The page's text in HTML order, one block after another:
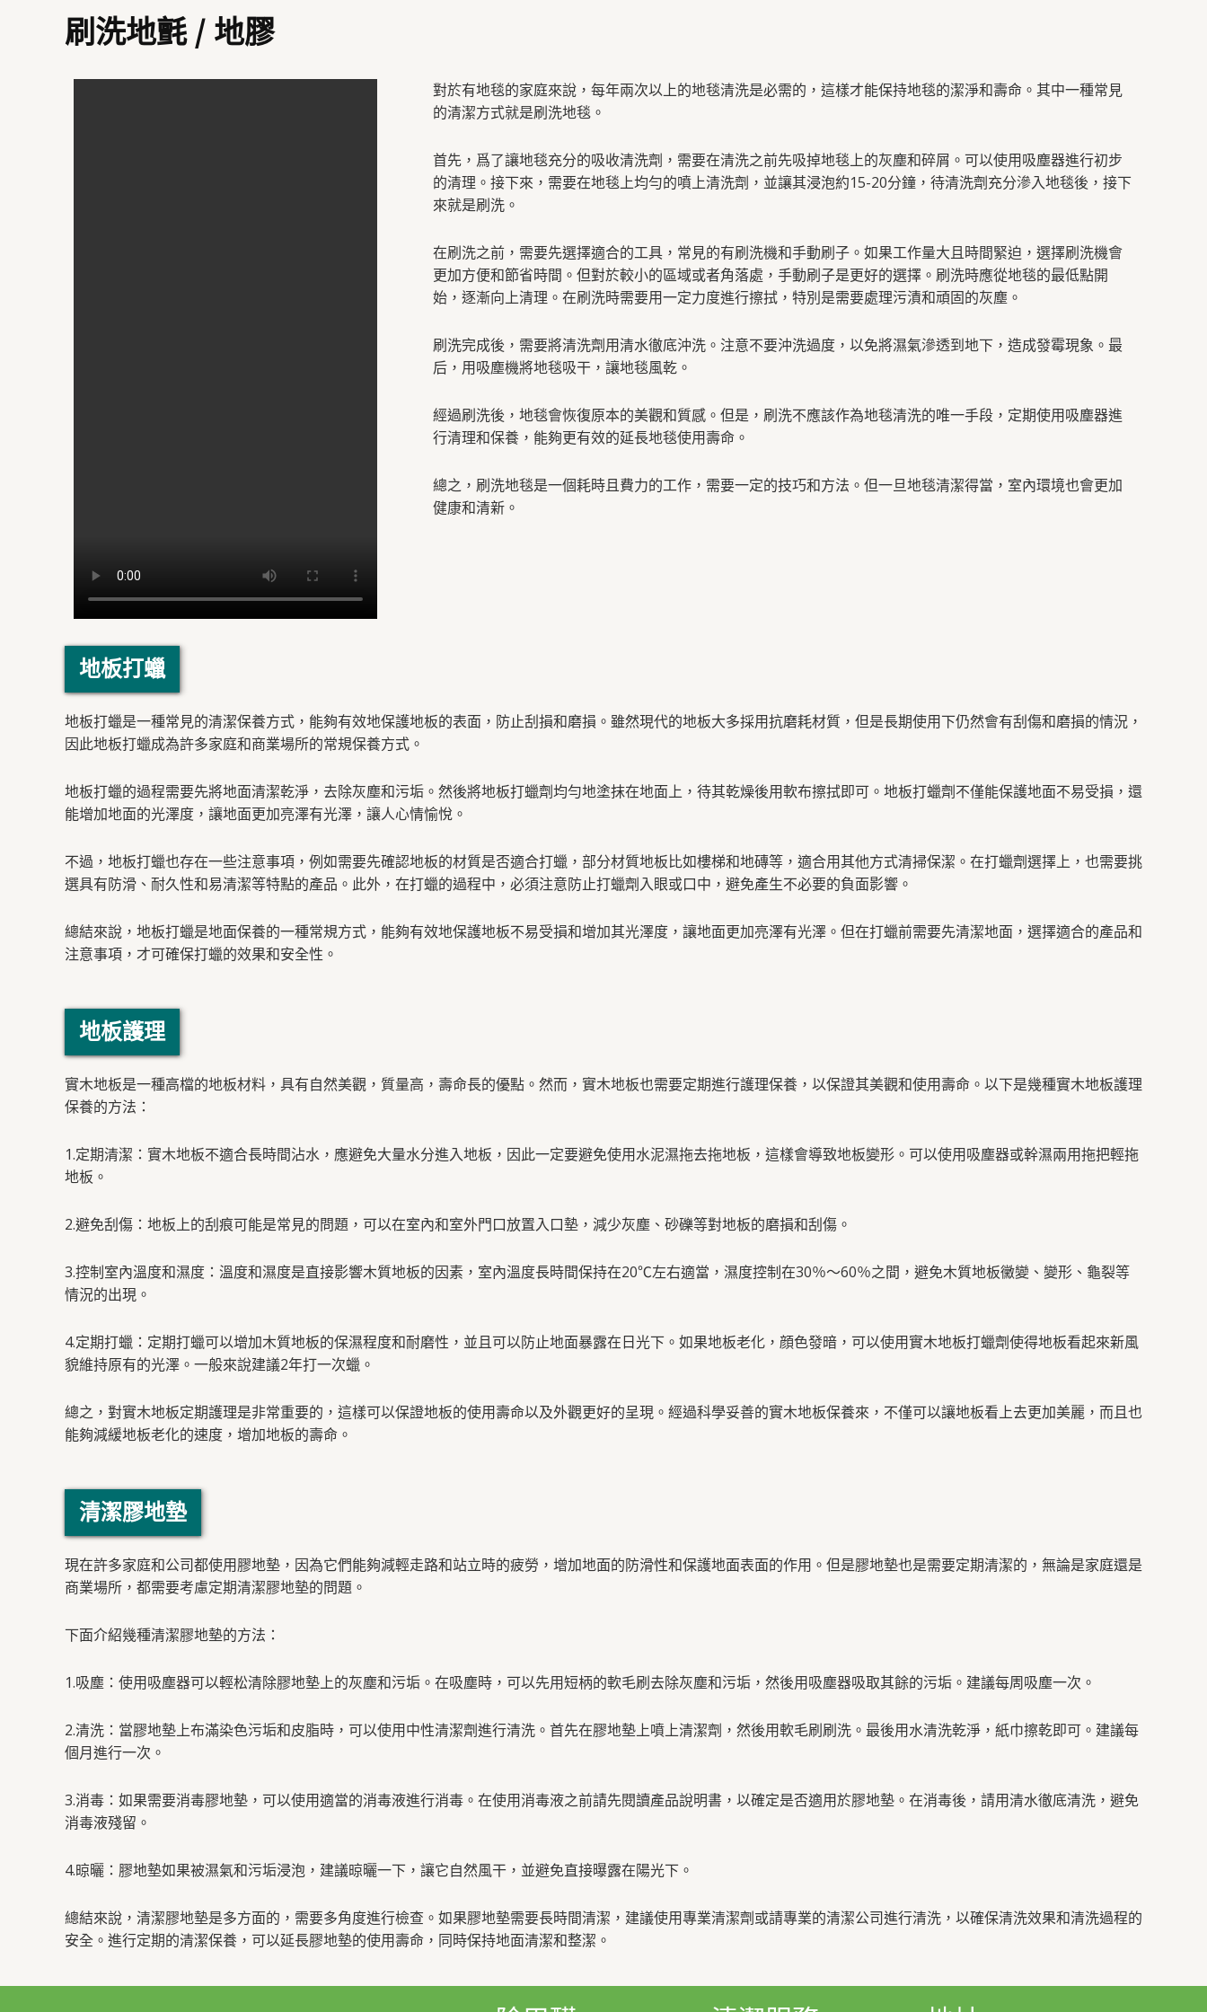
刷洗地氈 / 地膠
對於有地毯的家庭來說，每年兩次以上的地毯清洗是必需的，這樣才能保持地毯的潔淨和壽命。其中一種常見
的清潔方式就是刷洗地毯。
首先，爲了讓地毯充分的吸收清洗劑，需要在清洗之前先吸掉地毯上的灰塵和碎屑。可以使用吸塵器進行初步
的清理。接下來，需要在地毯上均勻的噴上清洗劑，並讓其浸泡約15-20分鐘，待清洗劑充分滲入地毯後，接下
來就是刷洗。
在刷洗之前，需要先選擇適合的工具，常見的有刷洗機和手動刷子。如果工作量大且時間緊迫，選擇刷洗機會
更加方便和節省時間。但對於較小的區域或者角落處，手動刷子是更好的選擇。刷洗時應從地毯的最低點開
始，逐漸向上清理。在刷洗時需要用一定力度進行擦拭，特別是需要處理污漬和頑固的灰塵。
刷洗完成後，需要將清洗劑用清水徹底沖洗。注意不要沖洗過度，以免將濕氣滲透到地下，造成發霉現象。最
后，用吸塵機將地毯吸干，讓地毯風乾。
經過刷洗後，地毯會恢復原本的美觀和質感。但是，刷洗不應該作為地毯清洗的唯一手段，定期使用吸塵器進
行清理和保養，能夠更有效的延長地毯使用壽命。
總之，刷洗地毯是一個耗時且費力的工作，需要一定的技巧和方法。但一旦地毯清潔得當，室內環境也會更加
健康和清新。
地板打蠟
地板打蠟是一種常見的清潔保養方式，能夠有效地保護地板的表面，防止刮損和磨損。雖然現代的地板大多採用抗磨耗材質，但是長期使用下仍然會有刮傷和磨損的情況，
因此地板打蠟成為許多家庭和商業場所的常規保養方式。
地板打蠟的過程需要先將地面清潔乾淨，去除灰塵和污垢。然後將地板打蠟劑均勻地塗抹在地面上，待其乾燥後用軟布擦拭即可。地板打蠟劑不僅能保護地面不易受損，還
能增加地面的光澤度，讓地面更加亮澤有光澤，讓人心情愉悅。
不過，地板打蠟也存在一些注意事項，例如需要先確認地板的材質是否適合打蠟，部分材質地板比如樓梯和地磚等，適合用其他方式清掃保潔。在打蠟劑選擇上，也需要挑
選具有防滑、耐久性和易清潔等特點的產品。此外，在打蠟的過程中，必須注意防止打蠟劑入眼或口中，避免產生不必要的負面影響。
總結來說，地板打蠟是地面保養的一種常規方式，能夠有效地保護地板不易受損和增加其光澤度，讓地面更加亮澤有光澤。但在打蠟前需要先清潔地面，選擇適合的產品和
注意事項，才可確保打蠟的效果和安全性。
地板護理
實木地板是一種高檔的地板材料，具有自然美觀，質量高，壽命長的優點。然而，實木地板也需要定期進行護理保養，以保證其美觀和使用壽命。以下是幾種實木地板護理
保養的方法：
1.定期清潔：實木地板不適合長時間沾水，應避免大量水分進入地板，因此一定要避免使用水泥濕拖去拖地板，這樣會導致地板變形。可以使用吸塵器或幹濕兩用拖把輕拖
地板。
2.避免刮傷：地板上的刮痕可能是常見的問題，可以在室內和室外門口放置入口墊，減少灰塵、砂礫等對地板的磨損和刮傷。
3.控制室內溫度和濕度：溫度和濕度是直接影響木質地板的因素，室內溫度長時間保持在20℃左右適當，濕度控制在30％～60％之間，避免木質地板黴變、變形、龜裂等
情況的出現。
4.定期打蠟：定期打蠟可以增加木質地板的保濕程度和耐磨性，並且可以防止地面暴露在日光下。如果地板老化，顔色發暗，可以使用實木地板打蠟劑使得地板看起來新風
貌維持原有的光澤。一般來說建議2年打一次蠟。
總之，對實木地板定期護理是非常重要的，這樣可以保證地板的使用壽命以及外觀更好的呈現。經過科學妥善的實木地板保養來，不僅可以讓地板看上去更加美麗，而且也
能夠減緩地板老化的速度，增加地板的壽命。
清潔膠地墊
現在許多家庭和公司都使用膠地墊，因為它們能夠減輕走路和站立時的疲勞，增加地面的防滑性和保護地面表面的作用。但是膠地墊也是需要定期清潔的，無論是家庭還是
商業場所，都需要考慮定期清潔膠地墊的問題。
下面介紹幾種清潔膠地墊的方法：
1.吸塵：使用吸塵器可以輕松清除膠地墊上的灰塵和污垢。在吸塵時，可以先用短柄的軟毛刷去除灰塵和污垢，然後用吸塵器吸取其餘的污垢。建議每周吸塵一次。
2.清洗：當膠地墊上布滿染色污垢和皮脂時，可以使用中性清潔劑進行清洗。首先在膠地墊上噴上清潔劑，然後用軟毛刷刷洗。最後用水清洗乾淨，紙巾擦乾即可。建議每
個月進行一次。
3.消毒：如果需要消毒膠地墊，可以使用適當的消毒液進行消毒。在使用消毒液之前請先閱讀產品說明書，以確定是否適用於膠地墊。在消毒後，請用清水徹底清洗，避免
消毒液殘留。
4.晾曬：膠地墊如果被濕氣和污垢浸泡，建議晾曬一下，讓它自然風干，並避免直接曝露在陽光下。
總結來說，清潔膠地墊是多方面的，需要多角度進行檢查。如果膠地墊需要長時間清潔，建議使用專業清潔劑或請專業的清潔公司進行清洗，以確保清洗效果和清洗過程的
安全。進行定期的清潔保養，可以延長膠地墊的使用壽命，同時保持地面清潔和整潔。